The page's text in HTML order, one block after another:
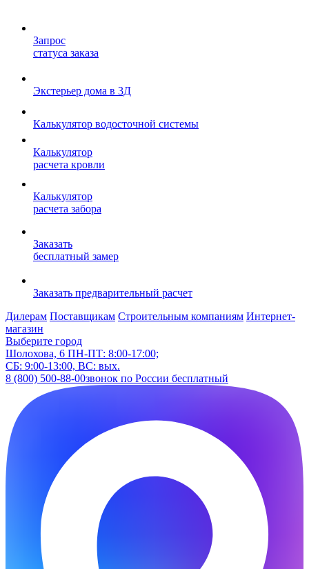
Запрос
статуса заказа
Экстерьер дома в 3Д
Калькулятор водосточной системы
Калькулятор
расчета кровли
Калькулятор
расчета забора
Заказать
бесплатный замер
Заказать предварительный расчет
Дилерам Поставщикам Строительным компаниям Интернет-
магазин
Выберите город
Шолохова, 6 ПН-ПТ: 8:00-17:00;
СБ: 9:00-13:00, ВС: вых.
8 (800) 500-88-00звонок по России бесплатный